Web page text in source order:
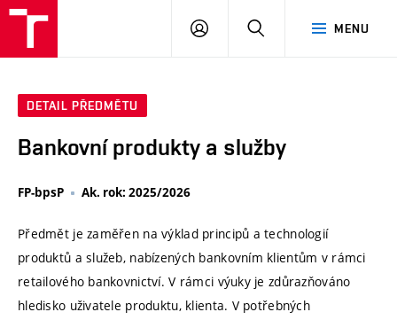
MENU
PŘIHLÁSIT
DETAIL PŘEDMĚTU
Bankovní produkty a služby
FP-bpsP Ak. rok: 2025/2026
Předmět je zaměřen na výklad principů a technologií
produktů a služeb, nabízených bankovním klientům v rámci
retailového bankovnictví. V rámci výuky je zdůrazňováno
hledisko uživatele produktu, klienta. V potřebných